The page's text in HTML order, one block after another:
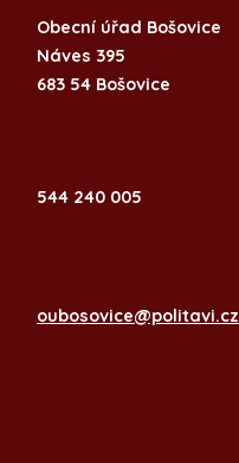
Obecní úřad Bošovice
Náves 395
683 54 Bošovice
544 240 005
oubosovice@politavi.cz